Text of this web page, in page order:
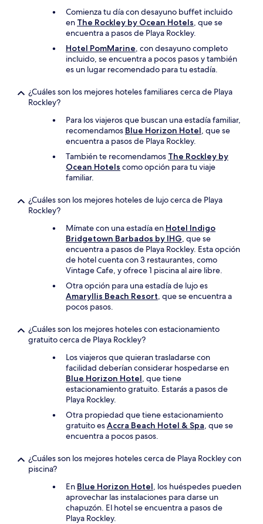
Comienza tu día con desayuno buffet incluido
en The Rockley by Ocean Hotels, que se
encuentra a pasos de Playa Rockley.
Hotel PomMarine, con desayuno completo
incluido, se encuentra a pocos pasos y también
es un lugar recomendado para tu estadía.
¿Cuáles son los mejores hoteles familiares cerca de Playa
Rockley?
Para los viajeros que buscan una estadía familiar,
recomendamos Blue Horizon Hotel, que se
encuentra a pasos de Playa Rockley.
También te recomendamos The Rockley by
Ocean Hotels como opción para tu viaje
familiar.
¿Cuáles son los mejores hoteles de lujo cerca de Playa
Rockley?
Mímate con una estadía en Hotel Indigo
Bridgetown Barbados by IHG, que se
encuentra a pasos de Playa Rockley. Esta opción
de hotel cuenta con 3 restaurantes, como
Vintage Cafe, y ofrece 1 piscina al aire libre.
Otra opción para una estadía de lujo es
Amaryllis Beach Resort, que se encuentra a
pocos pasos.
¿Cuáles son los mejores hoteles con estacionamiento
gratuito cerca de Playa Rockley?
Los viajeros que quieran trasladarse con
facilidad deberían considerar hospedarse en
Blue Horizon Hotel, que tiene
estacionamiento gratuito. Estarás a pasos de
Playa Rockley.
Otra propiedad que tiene estacionamiento
gratuito esAccra Beach Hotel & Spa, que se
encuentra a pocos pasos.
¿Cuáles son los mejores hoteles cerca de Playa Rockley con
piscina?
En Blue Horizon Hotel, los huéspedes pueden
aprovechar las instalaciones para darse un
chapuzón. El hotel se encuentra a pasos de
Playa Rockley.